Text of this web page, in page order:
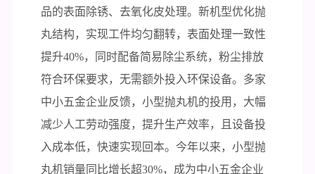
品的表面除锈、去氧化皮处理。新机型优化抛
丸结构，实现工件均匀翻转，表面处理一致性
提升40%，同时配备简易除尘系统，粉尘排放
符合环保要求，无需额外投入环保设备。多家
中小五金企业反馈，小型抛丸机的投用，大幅
减少人工劳动强度，提升生产效率，且设备投
入成本低，快速实现回本。今年以来，小型抛
丸机销量同比增长超30%，成为中小五金企业